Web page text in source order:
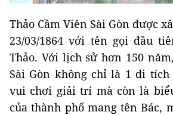
Thảo Cầm Viên Sài Gòn được
23/03/1864 với tên gọi đầu
Thảo. Với lịch sử hơn 150
Sài Gòn không chỉ là 1 di
vui chơi giải trí mà còn là
của thành phố mang tên Bác,